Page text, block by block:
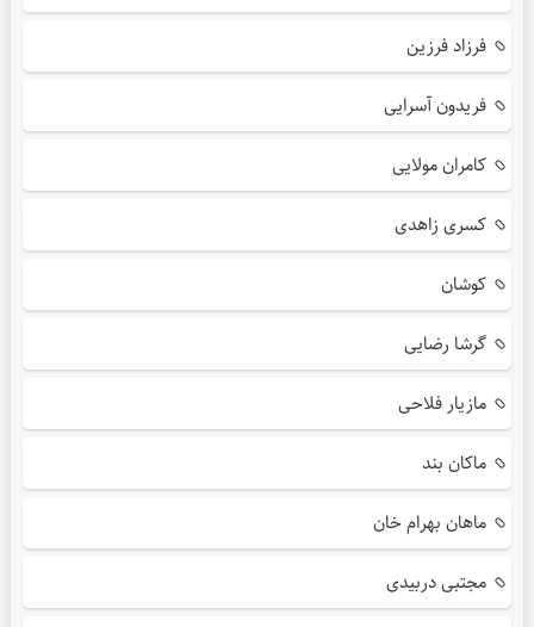
فرزاد فرزین
فریدون آسرایی
کامران مولایی
کسری زاهدی
کوشان
گرشا رضایی
مازیار فلاحی
ماکان بند
ماهان بهرام خان
مجتبی دربیدی